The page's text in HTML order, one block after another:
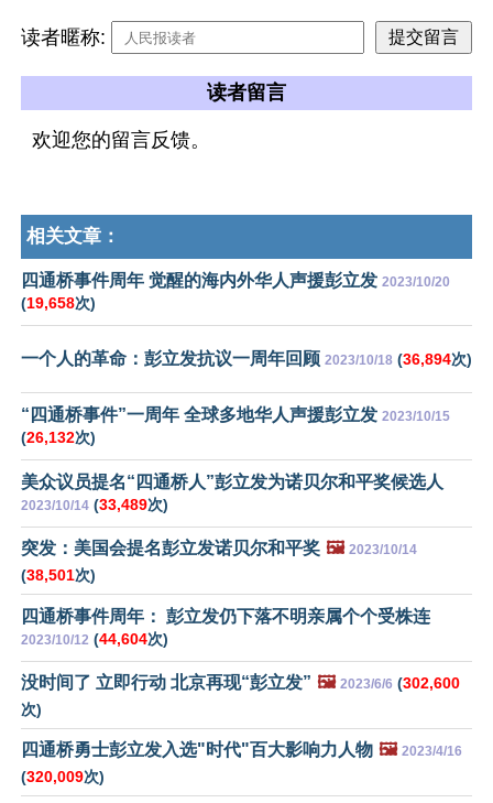
读者暱称:
读者留言
欢迎您的留言反馈。
相关文章：
四通桥事件周年 觉醒的海内外华人声援彭立发 2023/10/20
(19,658次)
一个人的革命：彭立发抗议一周年回顾 2023/10/18 (36,894次)
“四通桥事件”一周年 全球多地华人声援彭立发 2023/10/15
(26,132次)
美众议员提名“四通桥人”彭立发为诺贝尔和平奖候选人
2023/10/14 (33,489次)
突发：美国会提名彭立发诺贝尔和平奖 🖼️ 2023/10/14
(38,501次)
四通桥事件周年： 彭立发仍下落不明亲属个个受株连
2023/10/12 (44,604次)
没时间了 立即行动 北京再现“彭立发” 🖼️ 2023/6/6 (302,600
次)
四通桥勇士彭立发入选"时代"百大影响力人物 🖼️ 2023/4/16
(320,009次)